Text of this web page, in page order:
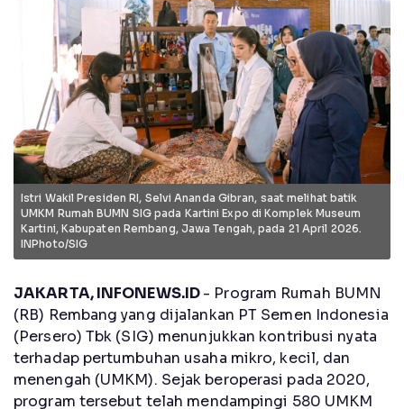
Istri Wakil Presiden RI, Selvi Ananda Gibran, saat melihat batik
UMKM Rumah BUMN SIG pada Kartini Expo di Komplek Museum
Kartini, Kabupaten Rembang, Jawa Tengah, pada 21 April 2026.
INPhoto/SIG
JAKARTA, INFONEWS.ID- Program Rumah BUMN
(RB) Rembang yang dijalankan PT Semen Indonesia
(Persero) Tbk (SIG) menunjukkan kontribusi nyata
terhadap pertumbuhan usaha mikro, kecil, dan
menengah (UMKM). Sejak beroperasi pada 2020,
program tersebut telah mendampingi 580 UMKM